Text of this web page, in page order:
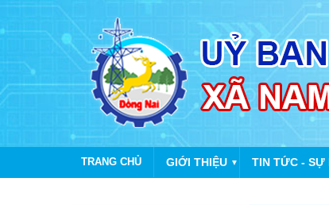
TRANG CHỦ GIỚI THIỆU ▼ TIN TỨC - SỰ